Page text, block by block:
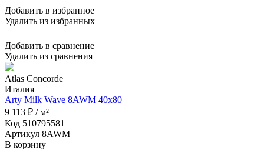
Добавить в избранное
Удалить из избранных
Добавить в сравнение
Удалить из сравнения
Atlas Concorde
Италия
Arty Milk Wave 8AWM 40x80
9 113 ₽ / м²
Код 510795581
Артикул 8AWM
В корзину